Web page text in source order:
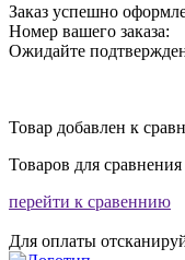
Заказ успешно
Номер вашего заказа:
Ожидайте
Товар добавлен к
Товаров для сравнения
перейти к сравеннию
Для оплаты